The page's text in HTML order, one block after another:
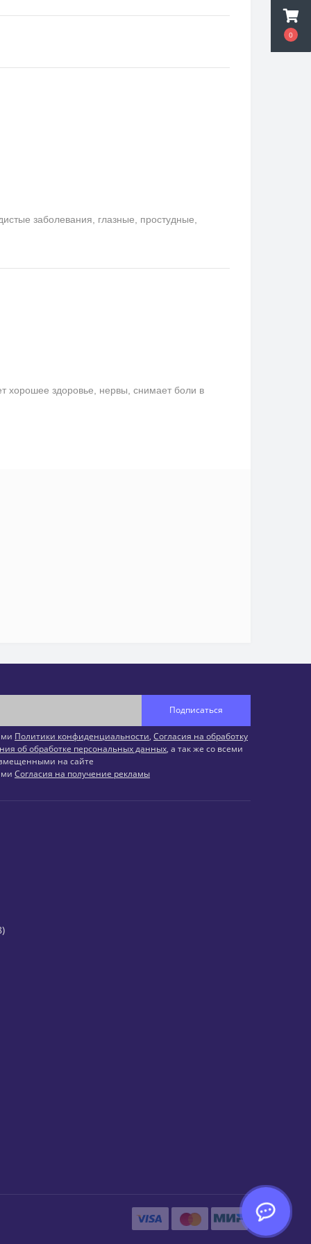
0
заболевания, глазные, простудные,
хорошее здоровье, нервы, снимает боли в
Подписаться
Политики конфиденциальности, Согласия на обработку
об обработке персональных данных, а так же со всеми
на сайте
Согласия на получение рекламы